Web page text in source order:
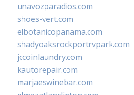
unavozparadios.com
shoes-vert.com
elbotanicopanama.com
shadyoaksrockportrvpark.com
jccoinlaundry.com
kautorepair.com
marjaeswinebar.com